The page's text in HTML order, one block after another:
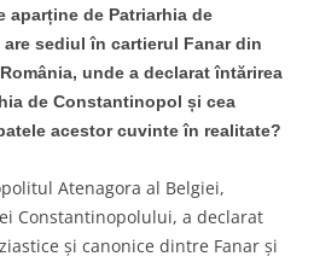
aparține de Patriarhia de
sediul în cartierul Fanar din
unde a declarat întărirea
de Constantinopol și cea
acestor cuvinte în realitate?
Atenagora al Belgiei,
Constantinopolului, a declarat
și canonice dintre Fanar și